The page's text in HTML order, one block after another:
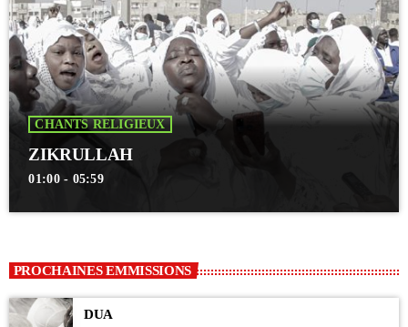
CHANTS RELIGIEUX
ZIKRULLAH
01:00 - 05:59
PROCHAINES EMMISSIONS
DUA